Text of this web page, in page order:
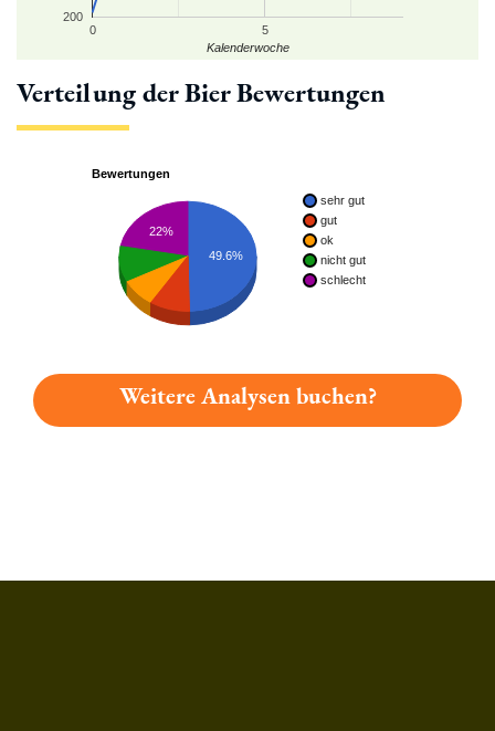
0 5
200
Kalenderwoche
Verteilung der Bier Bewertungen
Bewertungen
sehr gut
gut
ok
nicht gut
schlecht
49.6%
22%
Weitere Analysen buchen?